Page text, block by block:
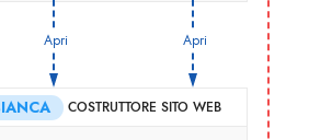
Apri Apri
COSTRUTTORE SITO WEB